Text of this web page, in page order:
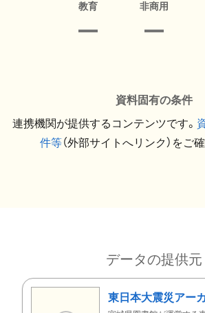
教育 非商用
資料固有の条件
連携機関が提供するコンテンツです。
件等（外部サイトへリンク）をご
データの提供元
東日本大震災アー